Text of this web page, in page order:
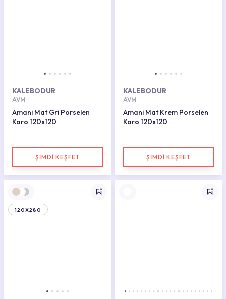
KALEBODUR
AVM
Amani Mat Gri Porselen
Karo 120x120
ŞİMDİ KEŞFET
KALEBODUR
AVM
Amani Mat Krem Porselen
Karo 120x120
ŞİMDİ KEŞFET
120X280